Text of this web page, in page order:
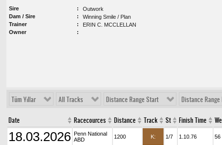
Sire
Outwork
Dam / Sire
Winning Smile / Plan
Trainer
ERIN C. MCCLELLAN
Owner
Tüm Yıllar All Tracks Distance Range Start Distance Range
Date Racecources Distance Track St Finish Time
18.03.2026 Penn National
ABD
1200 K: 1/7 1.10.76 56